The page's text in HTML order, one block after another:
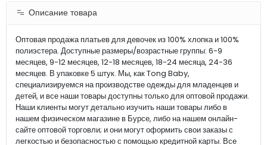
Описание товара
Оптовая продажа платьев для девочек из 100% хлопка и 100%
полиэстера. Доступные размеры/возрастные группы: 6-9
месяцев, 9-12 месяцев, 12-18 месяцев, 18-24 месяца, 24-36
месяцев. В упаковке 5 штук. Мы, как Tong Baby,
специализируемся на производстве одежды для младенцев и
детей, и все наши товары доступны только для оптовой продажи.
Наши клиенты могут детально изучить наши товары либо в
нашем физическом магазине в Бурсе, либо на нашем онлайн-
сайте оптовой торговли; и они могут оформить свои заказы с
легкостью и безопасностью с помощью кредитной карты. Все